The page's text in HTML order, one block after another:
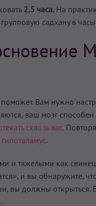
2,5 часа. На
садхану в
Вам нужно
ваш мозг способен
сквозь вас.
гипоталамус.
и тяжелыми как свинец.
и вы обнаружите,
вы должны открыться.